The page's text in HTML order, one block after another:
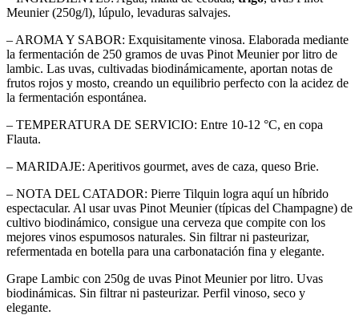
Meunier (250g/l), lúpulo, levaduras salvajes.
– AROMA Y SABOR: Exquisitamente vinosa. Elaborada mediante
la fermentación de 250 gramos de uvas Pinot Meunier por litro de
lambic. Las uvas, cultivadas biodinámicamente, aportan notas de
frutos rojos y mosto, creando un equilibrio perfecto con la acidez de
la fermentación espontánea.
– TEMPERATURA DE SERVICIO: Entre 10-12 °C, en copa
Flauta.
– MARIDAJE: Aperitivos gourmet, aves de caza, queso Brie.
– NOTA DEL CATADOR: Pierre Tilquin logra aquí un híbrido
espectacular. Al usar uvas Pinot Meunier (típicas del Champagne) de
cultivo biodinámico, consigue una cerveza que compite con los
mejores vinos espumosos naturales. Sin filtrar ni pasteurizar,
refermentada en botella para una carbonatación fina y elegante.
Grape Lambic con 250g de uvas Pinot Meunier por litro. Uvas
biodinámicas. Sin filtrar ni pasteurizar. Perfil vinoso, seco y
elegante.